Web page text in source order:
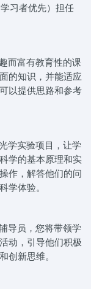
习者优先）担任
而富有教育性的课
的知识，并能适应
以提供思路和参考
学实验项目，让学
学的基本原理和实
作，解答他们的问
学体验。
导员，您将带领学
动，引导他们积极
创新思维。